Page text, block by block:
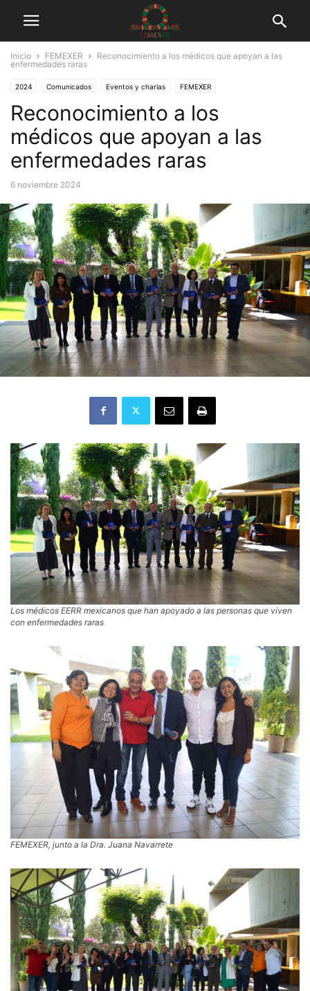
Inicio FEMEXER
Reconocimiento a los médicos que apoyan a las
enfermedades raras
2024 Comunicados Eventos y charlas FEMEXER
Médicos y Pacientes
Reconocimiento a los
médicos que apoyan a las
enfermedades raras
6 noviembre 2024
Los médicos EERR mexicanos que han apoyado a las personas que viven
con enfermedades raras
FEMEXER, junto a la Dra. Juana Navarrete